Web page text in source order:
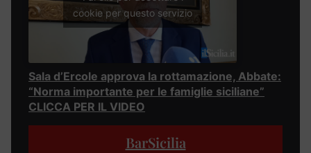
cookie per questo servizio
Sala d’Ercole approva la rottamazione, Abbate:
“Norma importante per le famiglie siciliane”
CLICCA PER IL VIDEO
BarSicilia